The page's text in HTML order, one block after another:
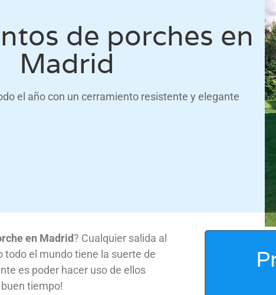
de porches en
Madrid
el año con un cerramiento resistente y elegante
en Madrid? Cualquier salida al
todo el mundo tiene la suerte de
es poder hacer uso de ellos
tiempo!